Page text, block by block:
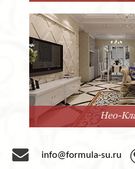
Нео-
info@formula-su.ru